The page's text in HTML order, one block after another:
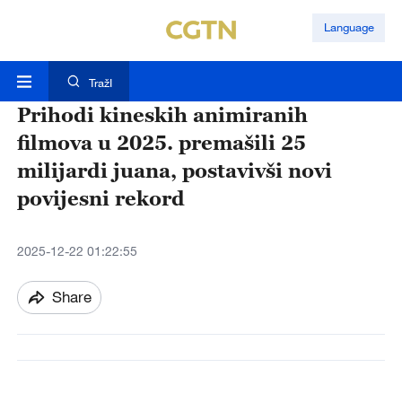
Language
TražI
Prihodi kineskih animiranih
filmova u 2025. premašili 25
milijardi juana, postavivši novi
povijesni rekord
2025-12-22 01:22:55
Share